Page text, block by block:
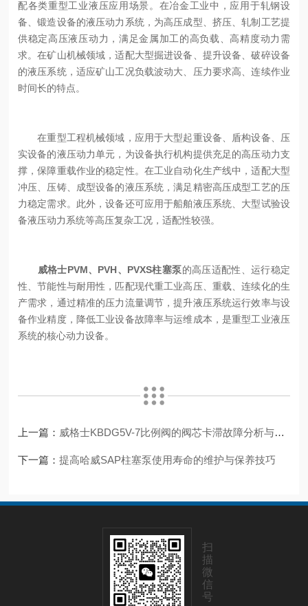
配各类重型工业液压应用场景。在冶金工业中，应用于轧钢设
备、锻造设备的液压动力系统，为高压成型、挤压、轧制工艺提
供稳定高压液压动力，满足金属加工的高负载、高精度动力需
求。在矿山机械领域，适配大型掘进设备、提升设备、破碎设备
的液压系统，适应矿山工况负载波动大、压力要求高、连续作业
时间长的特点。
在重型工程机械领域，应用于大型起重设备、盾构设备、压
实设备的液压动力单元，为设备执行机构提供充足的高压动力支
撑，保障重载作业的稳定性。在工业自动化生产线中，适配大型
冲压、压铸、成型设备的液压系统，满足精密高压成型工艺的压
力稳定需求。此外，设备还可应用于船舶液压系统、大型试验设
备液压动力系统等高压复杂工况，适配性较强。
威格士PVM、PVH、PVXS柱塞泵的高压适配性、运行稳定
性、节能性与耐用性，匹配现代重工业高压、重载、连续化的生
产需求，通过精准的压力流量调节，提升液压系统运行效率与设
备作业精度，降低工业设备故障率与运维成本，是重型工业液压
系统的核心动力设备。
上一篇： 威格士KBDG5V-7比例阀的阀芯卡滞故障分析与解决技术分析
下一篇：提高哈威SAP柱塞泵使用寿命的维护与保养技巧
扫
描
微
信
号